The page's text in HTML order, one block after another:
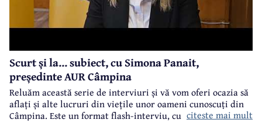
Scurt și la... subiect, cu Simona Panait,
președinte AUR Câmpina
Reluăm această serie de interviuri și vă vom oferi ocazia să
aflați și alte lucruri din viețile unor oameni cunoscuți din
Câmpina. Este un format flash-interviu, cu întrebăriciteste mai mult